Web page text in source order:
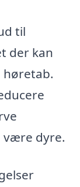
til
der kan
høretab.
være dyre.